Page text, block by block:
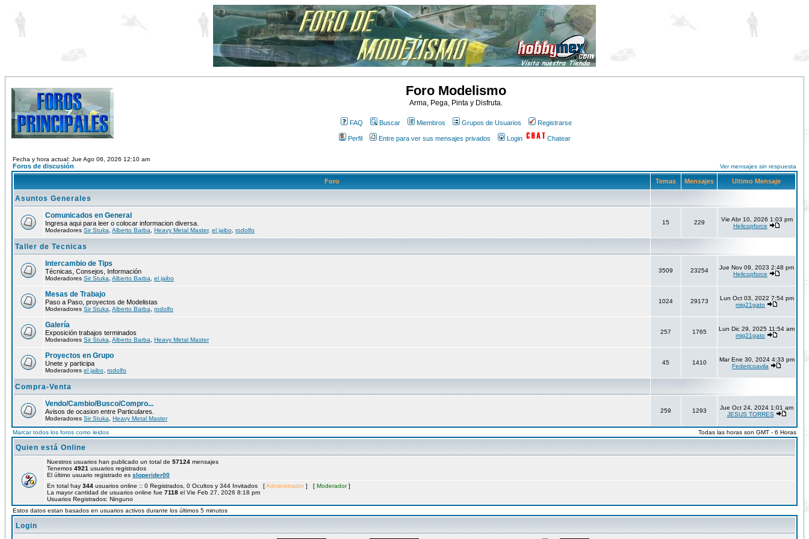
Foro Modelismo
Arma, Pega, Pinta y Disfruta.
FAQ Buscar Miembros Grupos de Usuarios Registrarse
Perfil Entre para ver sus mensajes privados Login Chatear
Fecha y hora actual: Jue Ago 06, 2026 12:10 am
Foros de discusión Ver mensajes sin respuesta
Foro Temas Mensajes Ultimo Mensaje
Asuntos Generales
Comunicados en General
Ingresa aqui para leer o colocar informacion diversa.
Moderadores Sir Stuka Alberto Barba Heavy Metal Master, el jaibo rodolfo
15 229
Vie Abr 10, 2026 1:03 pm
Helicopforce
Taller de Tecnicas
Intercambio de Tips
Técnicas, Consejos, Información
Moderadores Sir Stuka Alberto Barba el jaibo
3509 23254
Jue Nov 09, 2023 2:48 pm
Helicopforce
Mesas de Trabajo
Paso a Paso, proyectos de Modelistas
Moderadores Sir Stuka Alberto Barba rodolfo
1024 29173
Lun Oct 03, 2022 7:54 pm
mig21gato
Galería
Exposición trabajos terminados
Moderadores Sir Stuka Alberto Barba Heavy Metal Master
257 1765
Lun Dic 29, 2025 11:54 am
mig21gato
Proyectos en Grupo
Unete y participa
Moderadores el jaibo rodolfo
45 1410
Mar Ene 30, 2024 4:33 pm
Federicoavila
Compra-Venta
Vendo/Cambio/Busco/Compro...
Avisos de ocasion entre Particulares.
Moderadores Sir Stuka Heavy Metal Master
259 1293
Jue Oct 24, 2024 1:01 am
JESUS TORRES
Marcar todos los foros como leidos Todas las horas son GMT - 6 Horas
Quien está Online
Nuestros usuarios han publicado un total de 57124 mensajes
Tenemos 4921 usuarios registrados
El último usuario registrado es sloperider00
En total hay 344 usuarios online :: 0 Registrados, 0 Ocultos y 344 Invitados [Administrador ] [ Moderador]
La mayor cantidad de usuarios online fue 7118 el Vie Feb 27, 2026 8:18 pm
Usuarios Registrados: Ninguno
Estos datos estan basados en usuarios activos durante los últimos 5 minutos
Login